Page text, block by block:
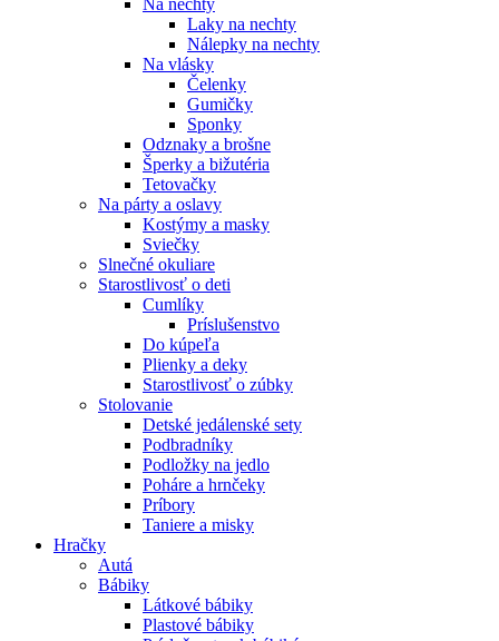
Na nechty
Laky na nechty
Nálepky na nechty
Na vlásky
Čelenky
Gumičky
Sponky
Odznaky a brošne
Šperky a bižutéria
Tetovačky
Na párty a oslavy
Kostýmy a masky
Sviečky
Slnečné okuliare
Starostlivosť o deti
Cumlíky
Príslušenstvo
Do kúpeľa
Plienky a deky
Starostlivosť o zúbky
Stolovanie
Detské jedálenské sety
Podbradníky
Podložky na jedlo
Poháre a hrnčeky
Príbory
Taniere a misky
Hračky
Autá
Bábiky
Látkové bábiky
Plastové bábiky